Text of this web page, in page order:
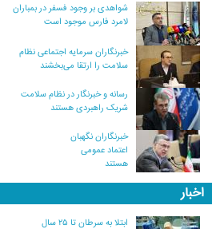
شواهدی بر وجود فسفر در بمباران
لامرد فارس موجود است
خبرنگاران سرمایه اجتماعی نظام
سلامت را ارتقا می‌بخشند
رسانه و خبرنگار در نظام سلامت
شریک راهبردی هستند
خبرنگاران نگهبان
اعتماد عمومی
هستند
اخبار
ابتلا به سرطان تا ۲۵ سال